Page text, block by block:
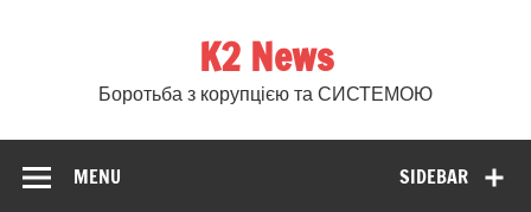
K2 News
Боротьба з корупцією та СИСТЕМОЮ
SIDEBAR
MENU